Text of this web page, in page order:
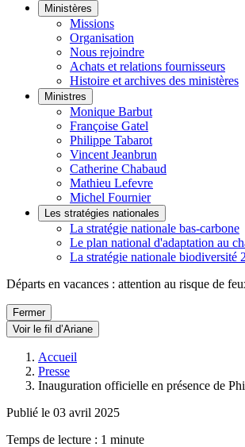
Ministères
Missions
Organisation
Nous rejoindre
Achats et relations fournisseurs
Histoire et archives des ministères
Ministres
Monique Barbut
Françoise Gatel
Philippe Tabarot
Vincent Jeanbrun
Catherine Chabaud
Mathieu Lefevre
Michel Fournier
Les stratégies nationales
La stratégie nationale bas-carbone
Le plan national d'adaptation au
La stratégie nationale biodiversité
Départs en vacances : attention au risque de
Fermer
Voir le fil d’Ariane
Accueil
Presse
Inauguration officielle en présence de
Publié le 03 avril 2025
Temps de lecture : 1 minute